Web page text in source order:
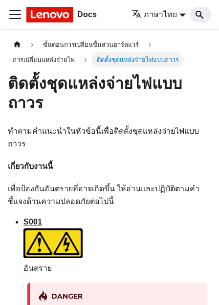
Docs ภาษาไทย
ขั้นตอนการเปลี่ยนชิ้นส่วนฮาร์ดแวร์
การเปลี่ยนแหล่งจ่ายไฟ ติดตั้งชุดแหล่งจ่ายไฟแบบถาวร
ติดตั้งชุดแหล่งจ่ายไฟแบบ
ถาวร
ทำตามคำแนะนำในหัวข้อนี้เพื่อติดตั้งชุดแหล่งจ่ายไฟแบบ
ถาวร
เกี่ยวกับงานนี้
เพื่อป้องกันอันตรายที่อาจเกิดขึ้น ให้อ่านและปฏิบัติตามคำ
ชี้แจงด้านความปลอดภัยต่อไปนี้
S001
อันตราย
DANGER